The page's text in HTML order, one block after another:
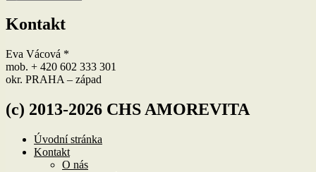
Kontakt
Eva Vácová *
mob. + 420 602 333 301
okr. PRAHA – západ
(c) 2013-2026 CHS AMOREVITA
Úvodní stránka
Kontakt
O nás